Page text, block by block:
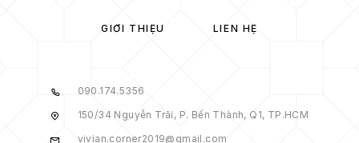
GIỚI THIỆU LIÊN HỆ
090.174.5356
150/34 Nguyễn Trãi, P. Bến Thành, Q1, TP.HCM
vivian.corner2019@gmail.com